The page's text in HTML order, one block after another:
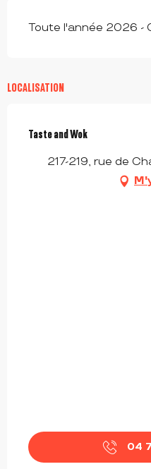
Toute l'année 2026 -
LOCALISATION
Taste and Wok
217-219, rue de
04